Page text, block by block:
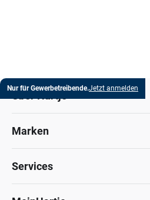
Nur für Gewerbetreibende.Jetzt anmelden
Marken
Services